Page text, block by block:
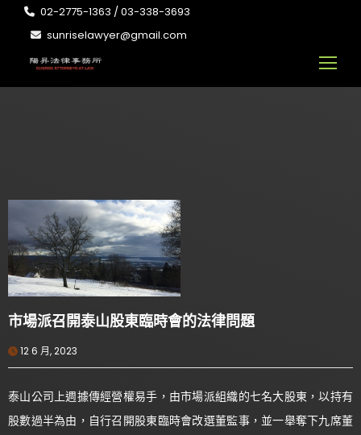
02-2775-1363 / 03-338-3693
sunriselawyer@gmail.com
市場派召開泰山股東臨時會的法律問題
12 6 月, 2023
泰山公司上週據傳經營權易手，由市場派組織的七名大股東，以持有
股數過半為由，自行召開股東臨時會改選董監事，並一舉奪下九席董